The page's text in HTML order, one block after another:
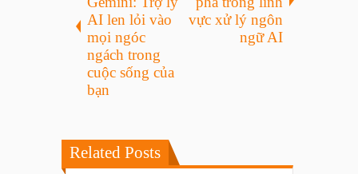
AI len lỏi vào
mọi ngóc
ngách trong
cuộc sống của
bạn
vực xử lý ngôn
ngữ AI
Related Posts